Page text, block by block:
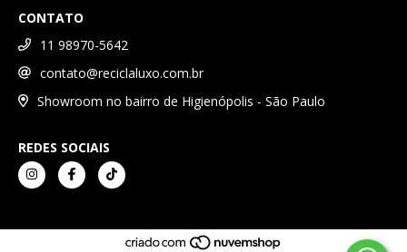
CONTATO
11 98970-5642
contato@reciclaluxo.com.br
Showroom no bairro de Higienópolis - São Paulo
REDES SOCIAIS